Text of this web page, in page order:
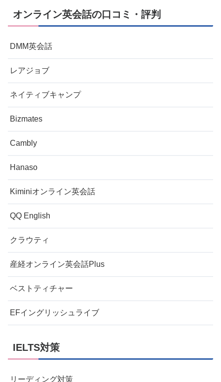
オンライン英会話の口コミ・評判
DMM英会話
レアジョブ
ネイティブキャンプ
Bizmates
Cambly
Hanaso
Kiminiオンライン英会話
QQ English
クラウティ
産経オンライン英会話Plus
ベストティチャー
EFイングリッシュライブ
IELTS対策
リーディング対策